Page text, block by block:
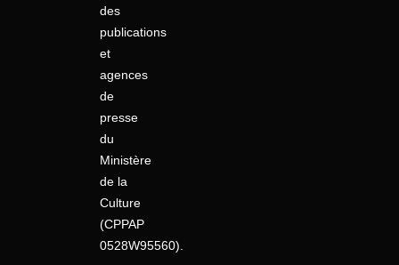
des
publications
et
agences
de
presse
du
Ministère
de la
Culture
(CPPAP
0528W95560).